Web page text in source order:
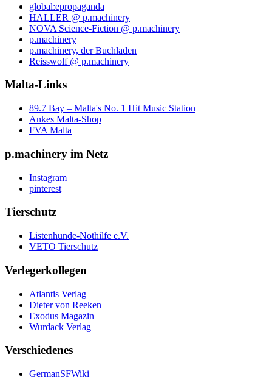
global:epropaganda
HALLER @ p.machinery
NOVA Science-Fiction @ p.machinery
p.machinery
p.machinery, der Buchladen
Reisswolf @ p.machinery
Malta-Links
89.7 Bay – Malta's No. 1 Hit Music Station
Ankes Malta-Shop
FVA Malta
p.machinery im Netz
Instagram
pinterest
Tierschutz
Listenhunde-Nothilfe e.V.
VETO Tierschutz
Verlegerkollegen
Atlantis Verlag
Dieter von Reeken
Exodus Magazin
Wurdack Verlag
Verschiedenes
GermanSFWiki